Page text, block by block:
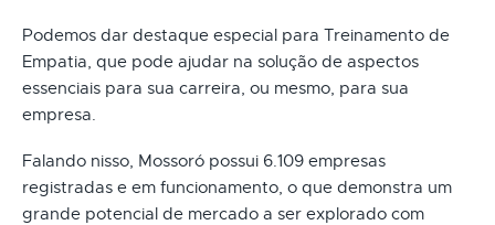
Podemos dar destaque especial para Treinamento de
Empatia, que pode ajudar na solução de aspectos
essenciais para sua carreira, ou mesmo, para sua
empresa.
Falando nisso, Mossoró possui 6.109 empresas
registradas e em funcionamento, o que demonstra um
grande potencial de mercado a ser explorado com